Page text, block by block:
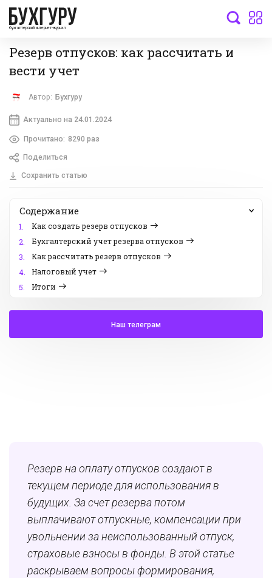
бухгалтерский интернет-журнал
Резерв отпусков: как рассчитать и
вести учет
Автор: Бухгуру
Актуально на 24.01.2024
Прочитано: 8290 раз
Поделиться
Сохранить статью
Содержание
1.
Как создать резерв отпусков
2.
Бухгалтерский учет резерва отпусков
3.
Как рассчитать резерв отпусков
4.
Налоговый учет
5.
Итоги
Наш телеграм
Резерв на оплату отпусков создают в
текущем периоде для использования в
будущих. За счет резерва потом
выплачивают отпускные, компенсации при
увольнении за неиспользованный отпуск,
страховые взносы в фонды. В этой статье
раскрываем вопросы формирования,